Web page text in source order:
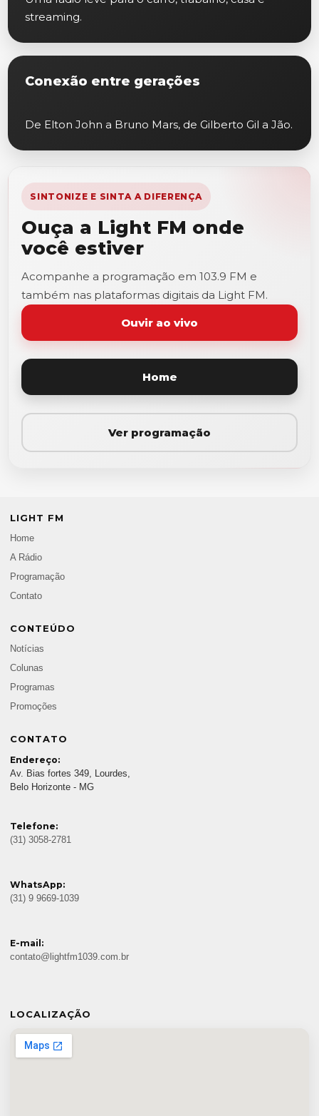
streaming.
Conexão entre gerações
De Elton John a Bruno Mars, de Gilberto Gil a Jão.
SINTONIZE E SINTA A DIFERENÇA
Ouça a Light FM onde
você estiver
Acompanhe a programação em 103.9 FM e
também nas plataformas digitais da Light FM.
Ouvir ao vivo
Home
Ver programação
LIGHT FM
Home
A Rádio
Programação
Contato
CONTEÚDO
Notícias
Colunas
Programas
Promoções
CONTATO
Endereço:
Av. Bias fortes 349, Lourdes,
Belo Horizonte - MG
Telefone:
(31) 3058-2781
WhatsApp:
(31) 9 9669-1039
E-mail:
contato@lightfm1039.com.br
LOCALIZAÇÃO